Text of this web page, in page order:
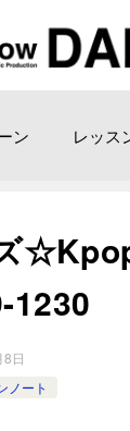
ン レッス
1230
日
ノート